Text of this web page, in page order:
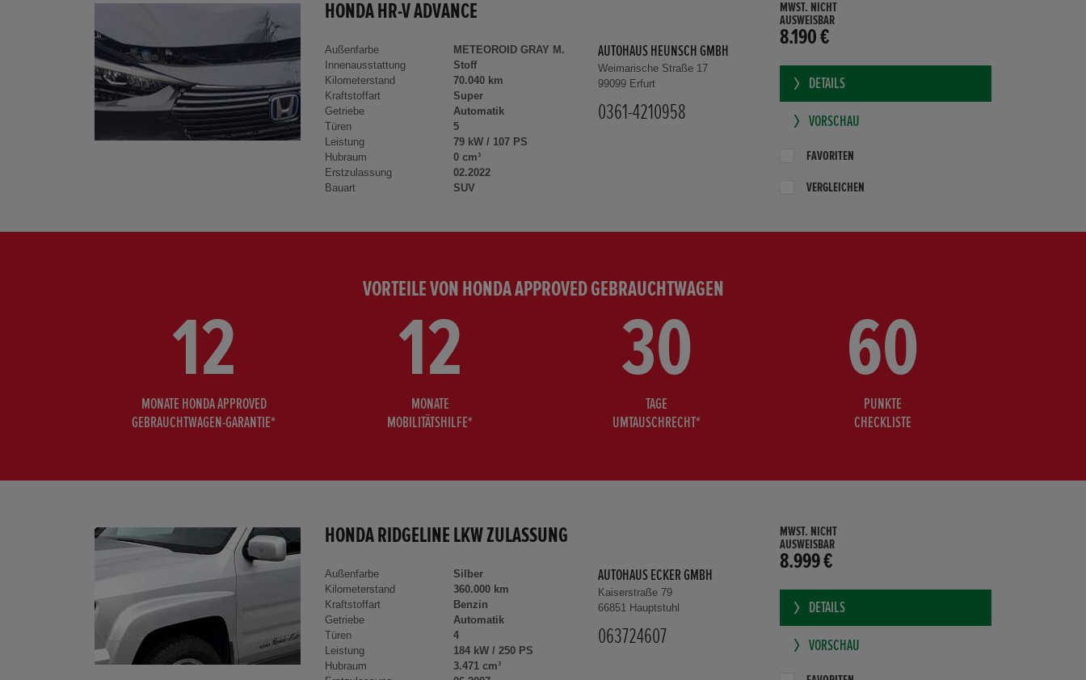
HONDA HR-V ADVANCE
Außenfarbe
METEOROID GRAY M.
Innenausstattung
Stoff
Kilometerstand
70.040 km
Kraftstoffart
Super
Getriebe
Automatik
Türen
5
Leistung
79 kW / 107 PS
Hubraum
0 cm³
Erstzulassung
02.2022
Bauart
SUV
AUTOHAUS HEUNSCH GMBH
Weimarische Straße 17
99099 Erfurt
0361-4210958
MWST. NICHT
AUSWEISBAR
8.190 €
DETAILS
VORSCHAU
FAVORITEN
VERGLEICHEN
VORTEILE VON HONDA APPROVED GEBRAUCHTWAGEN
12
MONATE HONDA APPROVED
GEBRAUCHTWAGEN-GARANTIE*
12
MONATE
MOBILITÄTSHILFE*
30
TAGE
UMTAUSCHRECHT*
60
PUNKTE
CHECKLISTE
HONDA RIDGELINE LKW ZULASSUNG
Außenfarbe
Silber
Kilometerstand
360.000 km
Kraftstoffart
Benzin
Getriebe
Automatik
Türen
4
Leistung
184 kW / 250 PS
Hubraum
3.471 cm³
AUTOHAUS ECKER GMBH
Kaiserstraße 79
66851 Hauptstuhl
063724607
MWST. NICHT
AUSWEISBAR
8.999 €
DETAILS
VORSCHAU